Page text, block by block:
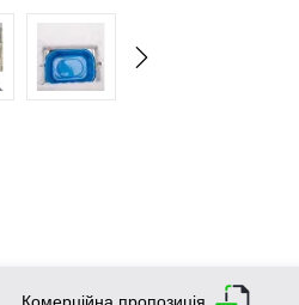
Комерційна пропозиція